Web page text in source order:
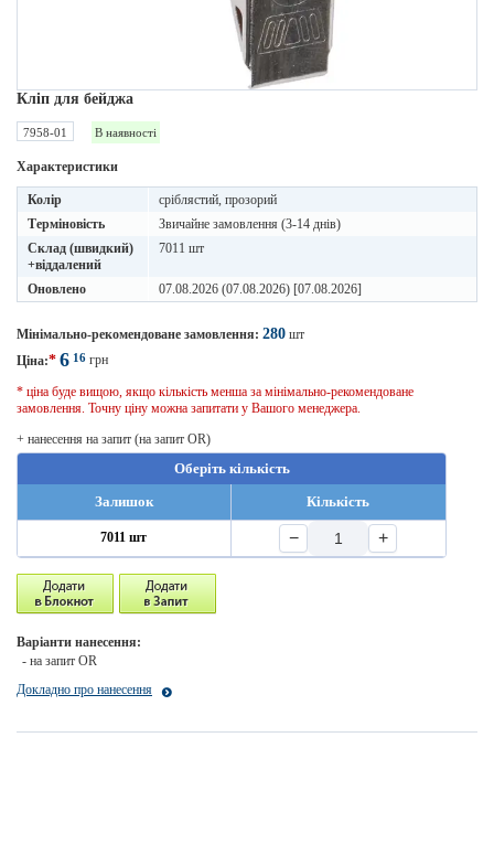
Кліп для бейджа
7958-01 В наявності
Характеристики
Колір
сріблястий, прозорий
Терміновість
Звичайне замовлення (3-14 днів)
Склад (швидкий)
+віддалений
7011 шт
Оновлено 07.08.2026 (07.08.2026) [07.08.2026]
Мінімально-рекомендоване замовлення: 280 шт
Ціна:* 6 16 грн
* ціна буде вищою, якщо кількість менша за мінімально-рекомендоване
замовлення. Точну ціну можна запитати у Вашого менеджера.
+ нанесення на запит (на запит OR)
Оберіть кількість
Залишок
Кількість
7011 шт − +
Варіанти нанесення:
- на запит OR
Докладно про нанесення